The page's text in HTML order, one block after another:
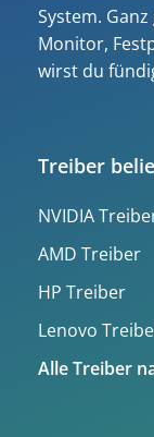
System.
Monitor,
wirst du
Treiber
NVIDIA
AMD Treiber
HP Treiber
Lenovo
Alle Treiber